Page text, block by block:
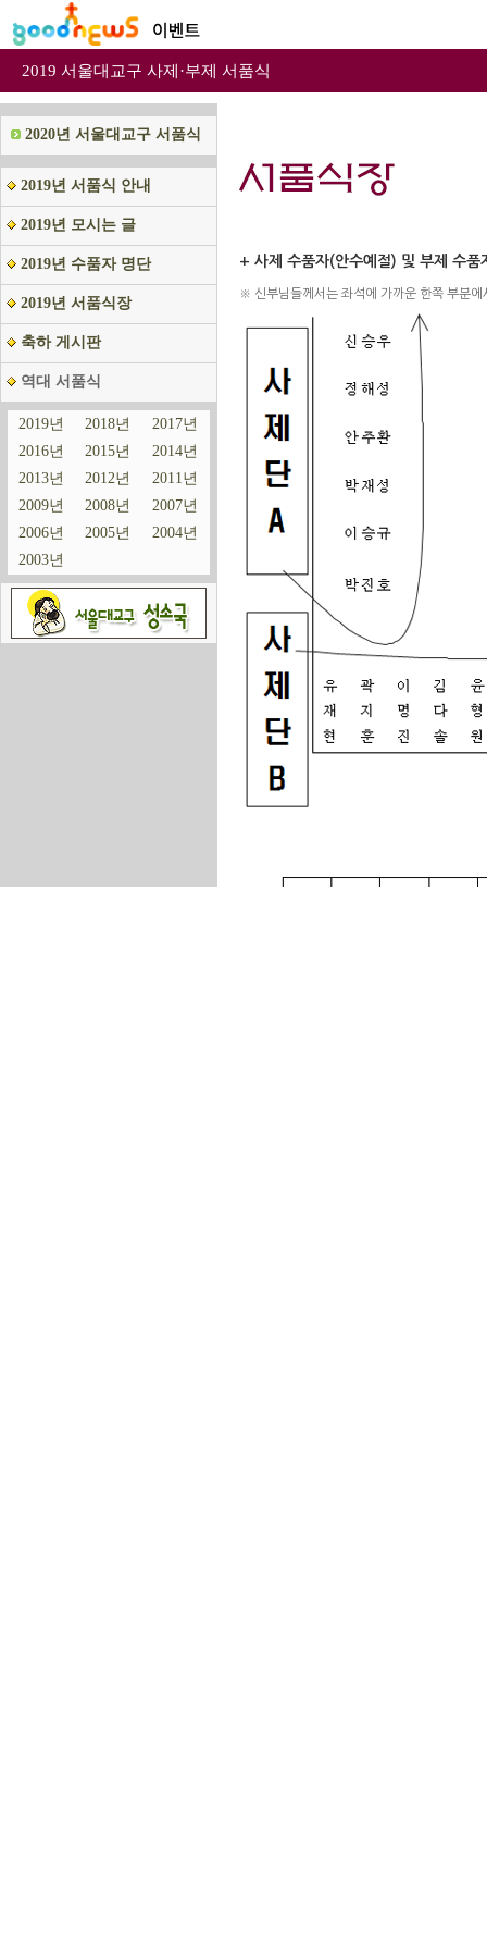
2019 서울대교구 사제·부제 서품식
2020년 서울대교구 서품식
2019년 서품식 안내
2019년 모시는 글
2019년 수품자 명단
2019년 서품식장
축하 게시판
역대 서품식
2019년 2018년
2017년
2016년
2015년
2014년
2013년
2012년
2011년
2009년
2008년
2007년
2006년
2005년
2004년
2003년